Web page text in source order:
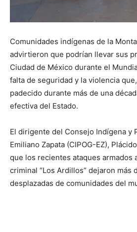
Comunidades indígenas de la
advirtieron que podrían llevar sus
Ciudad de México durante el
falta de seguridad y la violencia
padecido durante más de una
efectiva del Estado.
El dirigente del Consejo Indígena y
Emiliano Zapata (CIPOG-EZ),
que los recientes ataques armados
criminal “Los Ardillos” dejaron más
desplazadas de comunidades del